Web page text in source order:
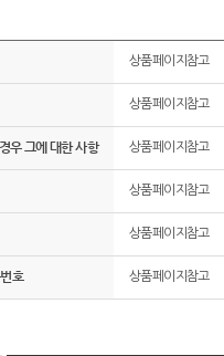
상품페이지참고
상품페이지참고
우 그에 대한 사항 상품페이지참고
상품페이지참고
상품페이지참고
호 상품페이지참고